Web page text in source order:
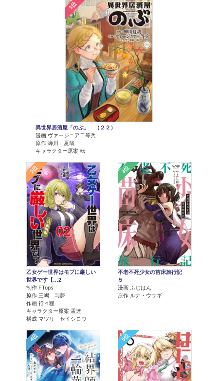
1位
異世界居酒屋「のぶ」 （２２）
漫画 ヴァージニア二等兵
原作 蝉川 夏哉
キャラクター原案 転
2位
乙女ゲー世界はモブに厳しい
世界です【…2
制作 FTops
原作 三嶋 与夢
作画 行々狸
キャラクター原案 孟達
構成 マツリ セイシロウ
3位
不老不死少女の苗床旅行記
５
漫画 ふじはん
原作 ルナ・ウサギ
4位 5位